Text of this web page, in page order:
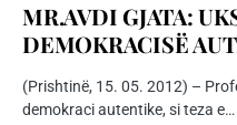
MR.AVDI GJATA:
DEMOKRACISË
(Prishtinë, 15. 05. 2012) –
demokraci autentike, si teza e…